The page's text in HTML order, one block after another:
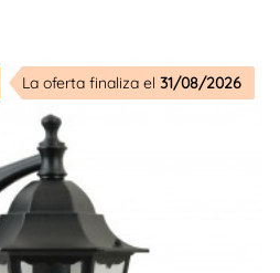
La oferta finaliza el 31/08/2026